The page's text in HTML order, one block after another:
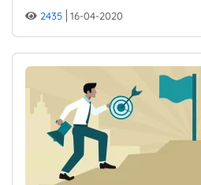
2435 16-04-2020